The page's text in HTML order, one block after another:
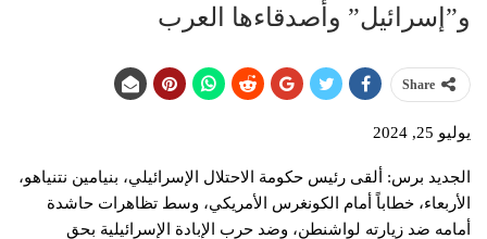
و”إسرائيل” وأصدقاءها العرب
Share
يوليو 25, 2024
الجديد برس: ألقى رئيس حكومة الاحتلال الإسرائيلي، بنيامين نتنياهو،
الأربعاء، خطاباً أمام الكونغرس الأمريكي، وسط تظاهرات حاشدة
أمامه ضد زيارته لواشنطن، وضد حرب الإبادة الإسرائيلية بحق